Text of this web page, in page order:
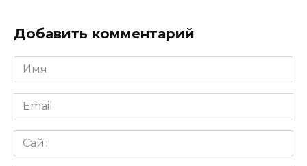
Добавить комментарий
Имя
*
Email
*
Сайт